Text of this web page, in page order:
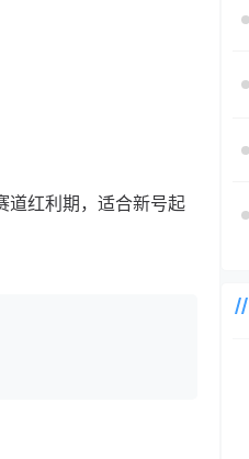
道红利期，适合新号起